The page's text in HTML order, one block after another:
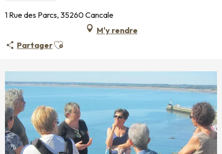
1 Rue des Parcs, 35260 Cancale
M'y rendre
PartagerAjouter aux favoris